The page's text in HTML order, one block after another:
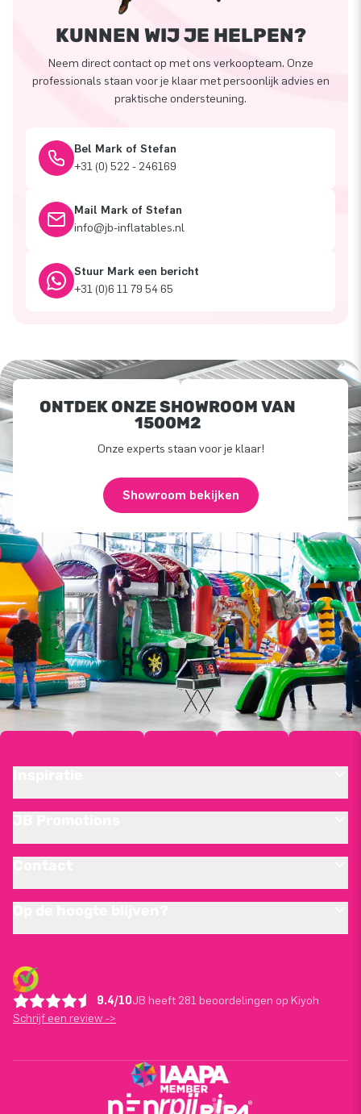
KUNNEN WIJ JE HELPEN?
Neem direct contact op met ons verkoopteam. Onze
professionals staan voor je klaar met persoonlijk advies en
praktische ondersteuning.
Bel Mark of Stefan
+31 (0) 522 - 246169
Mail Mark of Stefan
info@jb-inflatables.nl
Stuur Mark een bericht
+31 (0)6 11 79 54 65
ONTDEK ONZE SHOWROOM VAN
1500M2
Onze experts staan voor je klaar!
Showroom bekijken
9.4/10JB heeft 281 beoordelingen op Kiyoh
Schrijf een review ->